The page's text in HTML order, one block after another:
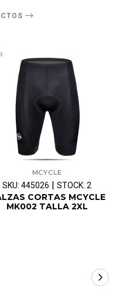
MCYCLE
SKU: 445026 | STOCK: 2
CORTAS MCYCLE
MK002 TALLA 2XL